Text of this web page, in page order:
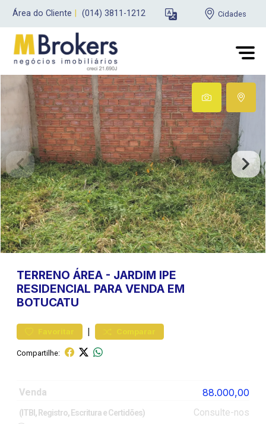
Área do Cliente (014) 3811-1212 Cidades
TERRENO ÁREA - JARDIM IPE
RESIDENCIAL PARA VENDA EM
BOTUCATU
Favoritar | Comparar
Compartilhe:
Venda 88.000,00
(ITBI, Registro, Escritura e Certidões) Consulte-nos